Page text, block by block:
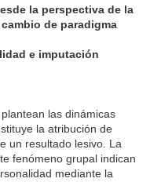
la perspectiva de la
de paradigma
e imputación
las dinámicas
la atribución de
un resultado lesivo. La
fenómeno grupal indican
mediante la